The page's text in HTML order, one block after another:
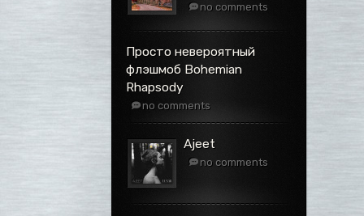
no comments
Просто невероятный
флэшмоб Bohemian
Rhapsody
no comments
Ajeet
no comments